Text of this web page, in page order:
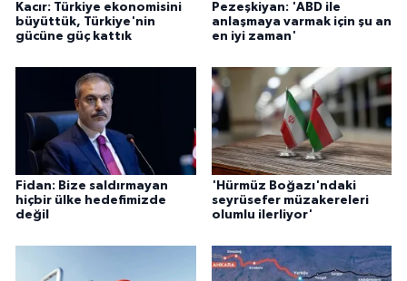
Kacır: Türkiye ekonomisini
büyüttük, Türkiye'nin
gücüne güç kattık
Pezeşkiyan: 'ABD ile
anlaşmaya varmak için şu an
en iyi zaman'
Fidan: Bize saldırmayan
hiçbir ülke hedefimizde
değil
'Hürmüz Boğazı'ndaki
seyrüsefer müzakereleri
olumlu ilerliyor'